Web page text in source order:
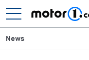
News